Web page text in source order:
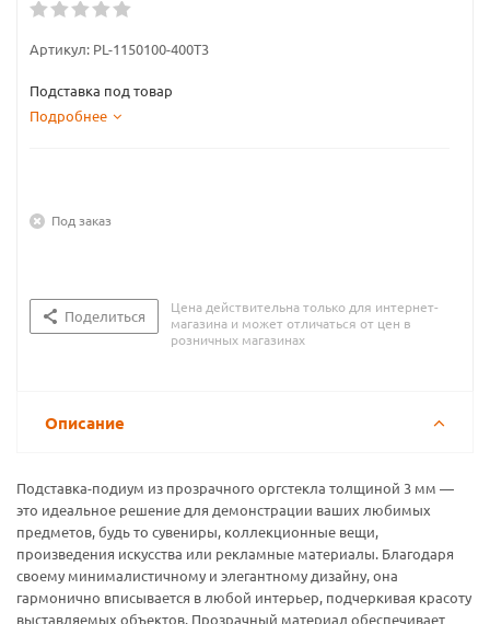
Артикул: PL-1150100-400T3
Подставка под товар
Подробнее
Под заказ
Поделиться
Цена действительна только для интернет-
магазина и может отличаться от цен в
розничных магазинах
Описание
Подставка-подиум из прозрачного оргстекла толщиной 3 мм —
это идеальное решение для демонстрации ваших любимых
предметов, будь то сувениры, коллекционные вещи,
произведения искусства или рекламные материалы. Благодаря
своему минималистичному и элегантному дизайну, она
гармонично вписывается в любой интерьер, подчеркивая красоту
выставляемых объектов. Прозрачный материал обеспечивает